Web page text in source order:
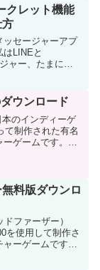
フリーソフトで
クレット機能
方
ッセージャーアプ
はLINEと
ャー、たまに
それほど利用さ
ウンロード
本のインディーゲ
て制作された有名
ゲームです。
料版ダウンロ
ドファーザー）
を使用して制作さ
ャーゲームです